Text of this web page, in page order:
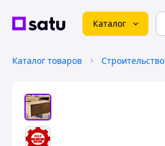
Каталог
Каталог товаров Строительство